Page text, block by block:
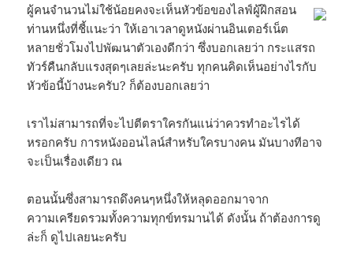
ผู้คนจำนวนไม่ใช้น้อยคงจะเห็นหัวข้อของไลฟ์ผู้ฝึกสอน
ท่านหนึ่งที่ชี้แนะว่า ให้เอาเวลาดูหนังผ่านอินเตอร์เน็ต
หลายชั่วโมงไปพัฒนาตัวเองดีกว่า ซึ่งบอกเลยว่า กระแสรถ
ทัวร์คืนกลับแรงสุดๆเลยล่ะนะครับ ทุกคนคิดเห็นอย่างไรกับ
หัวข้อนี้บ้างนะครับ? ก็ต้องบอกเลยว่า
เราไม่สามารถที่จะไปตีตราใครกันแน่ว่าควรทำอะไรได้
หรอกครับ การหนังออนไลน์สำหรับใครบางคน มันบางทีอาจ
จะเป็นเรื่องเดียว ณ
ตอนนั้นซึ่งสามารถดึงคนๆหนึ่งให้หลุดออกมาจาก
ความเครียดรวมทั้งความทุกข์ทรมานได้ ดังนั้น ถ้าต้องการดู
ล่ะก็ ดูไปเลยนะครับ